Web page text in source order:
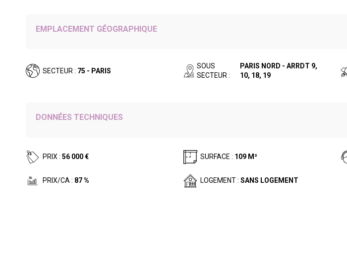
EMPLACEMENT GÉOGRAPHIQUE
SECTEUR : 75 - PARIS
SOUS
SECTEUR :
PARIS NORD - ARRDT 9,
10, 18, 19
DONNÉES TECHNIQUES
PRIX : 56 000 € SURFACE : 109 M²
PRIX/CA : 87 % LOGEMENT : SANS LOGEMENT